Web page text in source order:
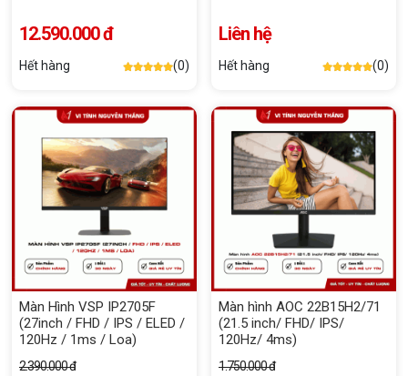
12.590.000 đ
Hết hàng (0)
Liên hệ
Hết hàng (0)
Màn Hình VSP IP2705F
(27inch / FHD / IPS / ELED /
120Hz / 1ms / Loa)
2.390.000 đ
Màn hình AOC 22B15H2/71
(21.5 inch/ FHD/ IPS/
120Hz/ 4ms)
1.750.000 đ